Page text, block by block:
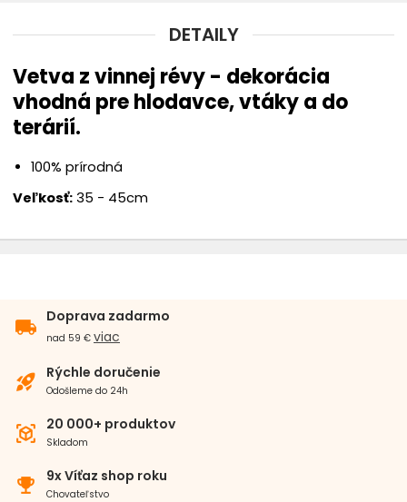
DETAILY
Vetva z vinnej révy - dekorácia
vhodná pre hlodavce, vtáky a do
terárií.
100% prírodná
Veľkosť: 35 - 45cm
local_shipping
Doprava zadarmo
nad 59 € viac
rocket_launch Rýchle doručenie
Odošleme do 24h
view_in_ar 20 000+ produktov
Skladom
emoji_events 9x Víťaz shop roku
Chovateľstvo